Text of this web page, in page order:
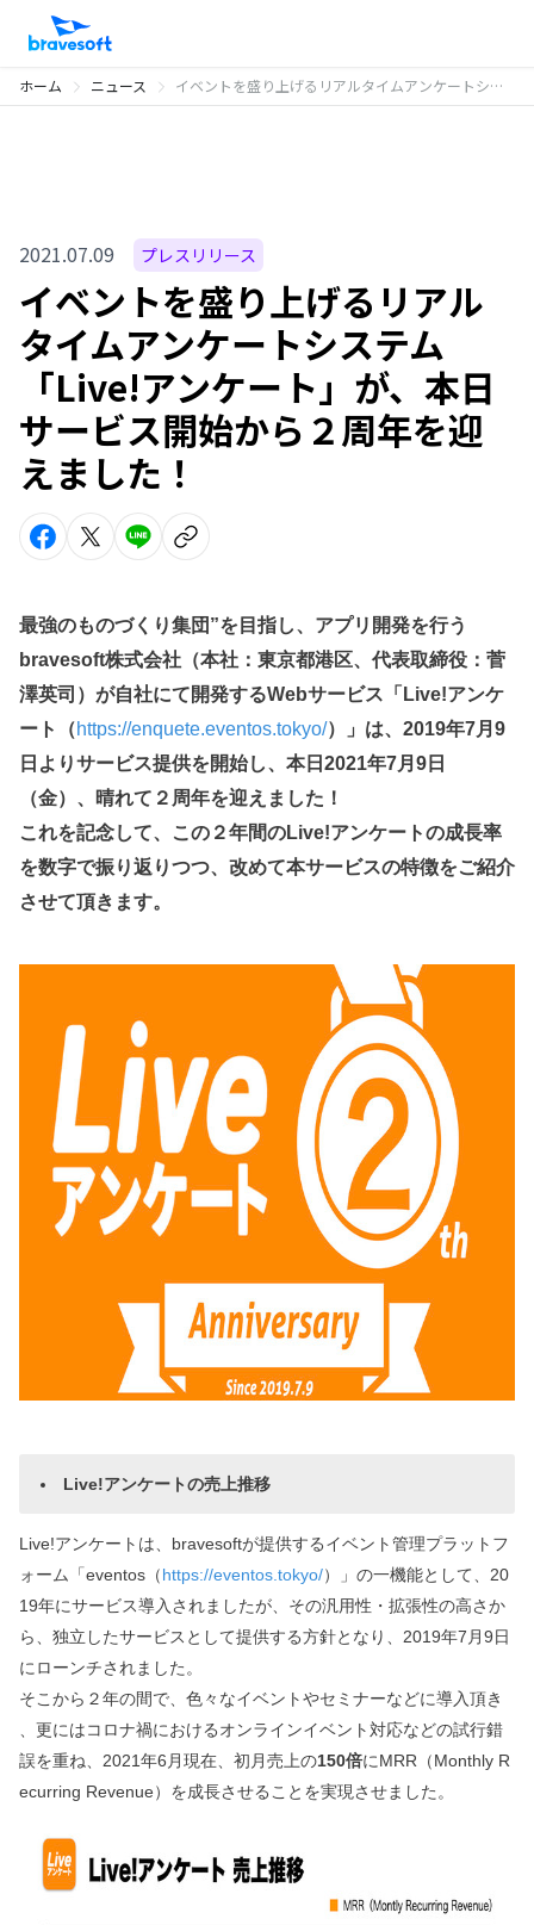
ホーム ニュース イベントを盛り上げるリアルタイムアンケートシステム「Live!アンケート」が、本日サービス開始から２周年を迎えました！
2021.07.09 プレスリリース
イベントを盛り上げるリアル
タイムアンケートシステム
「Live!アンケート」が、本日
サービス開始から２周年を迎
えました！
最強のものづくり集団”を目指し、アプリ開発を行う
bravesoft株式会社（本社：東京都港区、代表取締役：菅
澤英司）が自社にて開発するWebサービス「Live!アンケ
ート（https://enquete.eventos.tokyo/）」は、2019年7月9
日よりサービス提供を開始し、本日2021年7月9日
（金）、晴れて２周年を迎えました！
これを記念して、この２年間のLive!アンケートの成長率
を数字で振り返りつつ、改めて本サービスの特徴をご紹介
させて頂きます。
Live!アンケートの売上推移
Live!アンケートは、bravesoftが提供するイベント管理プラットフ
ォーム「eventos（https://eventos.tokyo/）」の一機能として、20
19年にサービス導入されましたが、その汎用性・拡張性の高さか
ら、独立したサービスとして提供する方針となり、2019年7月9日
にローンチされました。
そこから２年の間で、色々なイベントやセミナーなどに導入頂き
、更にはコロナ禍におけるオンラインイベント対応などの試行錯
誤を重ね、2021年6月現在、初月売上の150倍にMRR（Monthly R
ecurring Revenue）を成長させることを実現させました。